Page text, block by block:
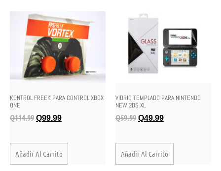
KONTROL FREEK PARA CONTROL XBOX
ONE
Q114.99 Q99.99
Añadir Al Carrito
VIDRIO TEMPLADO PARA NINTENDO
NEW 2DS XL
Q59.99 Q49.99
Añadir Al Carrito